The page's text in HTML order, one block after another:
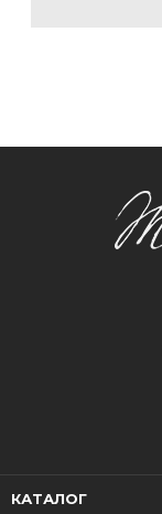
КАТАЛОГ